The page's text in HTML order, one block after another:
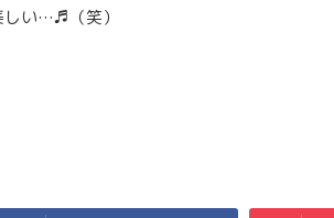
しい…♬（笑）